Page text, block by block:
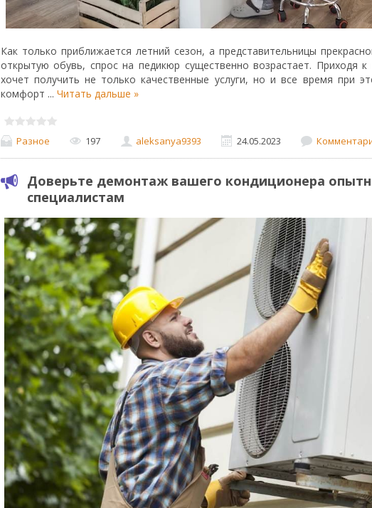
Как только приближается летний сезон, а представительницы
открытую обувь, спрос на педикюр существенно возрастает. Приходя
хочет получить не только качественные услуги, но и все время при
комфорт ... Читать дальше »
Разное 197 aleksanya9393 24.05.2023
Доверьте демонтаж вашего кондиционера
специалистам